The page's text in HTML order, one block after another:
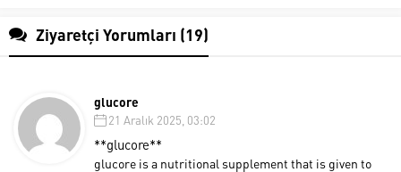
Ziyaretçi Yorumları (19)
glucore
21 Aralık 2025, 03:02
**glucore**
glucore is a nutritional supplement that is given to